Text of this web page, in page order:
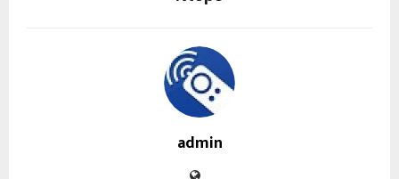
admin